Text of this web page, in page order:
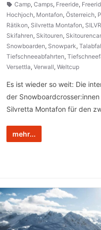
Camp, Camps, Freeride,
Hochjoch, Montafon, Österreich,
Rätikon, Silvretta Montafon,
Skifahren, Skitouren,
Snowboarden, Snowpark,
Tiefschneeabfahrten,
Versettla, Verwall, Weltcup
Es ist wieder so weit: Die
der
Silvretta Montafon für den
mehr...